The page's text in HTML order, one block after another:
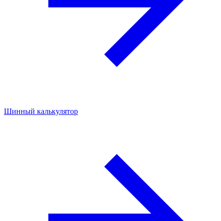
Шинный калькулятор